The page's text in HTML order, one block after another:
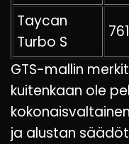
Taycan
Turbo S
761
GTS-mallin
kuitenkaan ole
ja alustan